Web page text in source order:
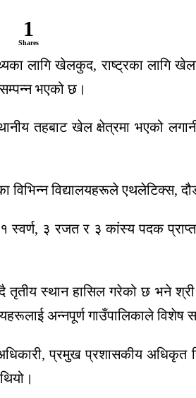
1
Shares
लागि खेलकुद, राष्ट्रका लागि
भएको छ।
तहबाट खेल क्षेत्रमा भएको
विभिन्न विद्यालयहरूले एथलेटिक्स,
स्वर्ण, ३ रजत र ३ कांस्य पदक
स्थान हासिल गरेको छ भने श्री
अन्नपूर्ण गाउँपालिकाले विशेष
अधिकारी, प्रमुख प्रशासकीय